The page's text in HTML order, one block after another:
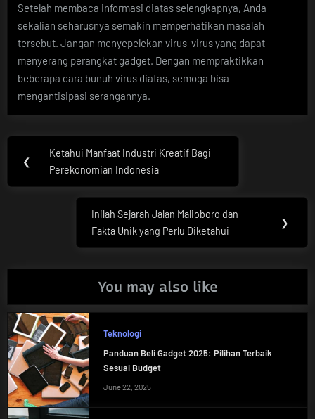
Setelah membaca informasi diatas selengkapnya, Anda
sekalian seharusnya semakin memperhatikan masalah
tersebut. Jangan menyepelekan virus-virus yang dapat
menyerang perangkat gadget. Dengan mempraktikkan
beberapa cara bunuh virus diatas, semoga bisa
mengantisipasi serangannya.
Post
navigation
❮
Previous
Post:
Ketahui Manfaat Industri Kreatif Bagi
Perekonomian Indonesia
Next
Post:
Inilah Sejarah Jalan Malioboro dan
Fakta Unik yang Perlu Diketahui
❯
You may also like
Teknologi
Panduan Beli Gadget 2025: Pilihan Terbaik
Sesuai Budget
June 22, 2025